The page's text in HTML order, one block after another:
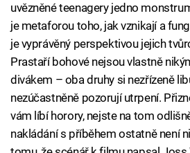
uvězněné teenagery jedno
je metaforou toho, jak vznikají a
je vyprávěný perspektivou jejich
Prastaří bohové nejsou vlastně
divákem – oba druhy si nezřízeně
nezúčastněně pozorují utrpení.
vám líbí horory, nejste na tom
nakládání s příběhem ostatně není